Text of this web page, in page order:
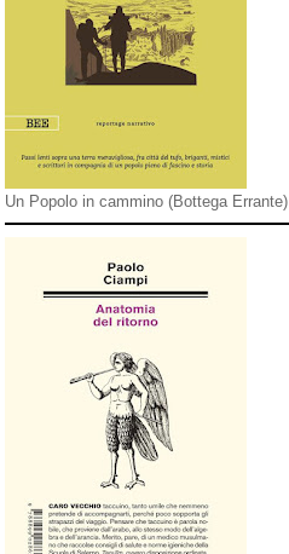
Un Popolo in cammino (Bottega Errante)